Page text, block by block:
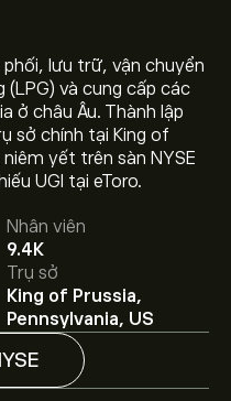
lưu trữ, vận chuyển
(LPG) và cung cấp các
ở châu Âu. Thành lập
sở chính tại King of
yết trên sàn NYSE
UGI tại eToro.
Nhân viên
9.4K
Trụ sở
King of Prussia,
Pennsylvania, US
Corp là 34.18‎$‎.
tiết của chuyên gia và
Corp dựa trên xu hướng
dự kiến tăng trưởng.
giá tương lai.
là 7.33B‎$‎